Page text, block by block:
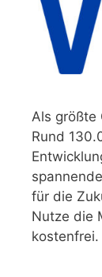
Als größte
Rund
für die
Nutze die
kostenfrei.